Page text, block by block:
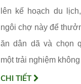
lên kế hoạch du
ngôi chợ này để
ăn dân dã và chọn
một trải nghiệm
CHI TIẾT